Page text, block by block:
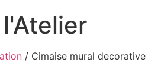
/ Cimaise mural decorative